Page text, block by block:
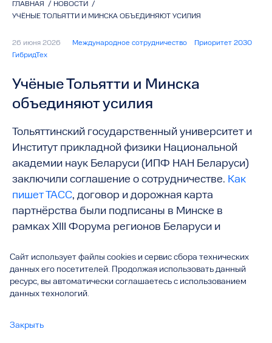
ГЛАВНАЯ / НОВОСТИ /
УЧЁНЫЕ ТОЛЬЯТТИ И МИНСКА ОБЪЕДИНЯЮТ УСИЛИЯ
26 июня 2026 Международное сотрудничество
Приоритет 2030
ГибридТех
Учёные Тольятти и Минска
объединяют усилия
Тольяттинский государственный университет и
Институт прикладной физики Национальной
академии наук Беларуси (ИПФ НАН Беларуси)
заключили соглашение о сотрудничестве. Как
пишет ТАСС, договор и дорожная карта
партнёрства были подписаны в Минске в
рамках XIII Форума регионов Беларуси и
ректор ТГУ Михаил Криштал и директор ИПФ
НАН Беларуси Михаил Хейфец. Соглашение
вступает в силу с момента подписания, а
2035 года.
Сайт использует файлы cookies и сервис сбора технических
данных его посетителей. Продолжая использовать данный
ресурс, вы автоматически соглашаетесь с использованием
данных технологий.
Закрыть